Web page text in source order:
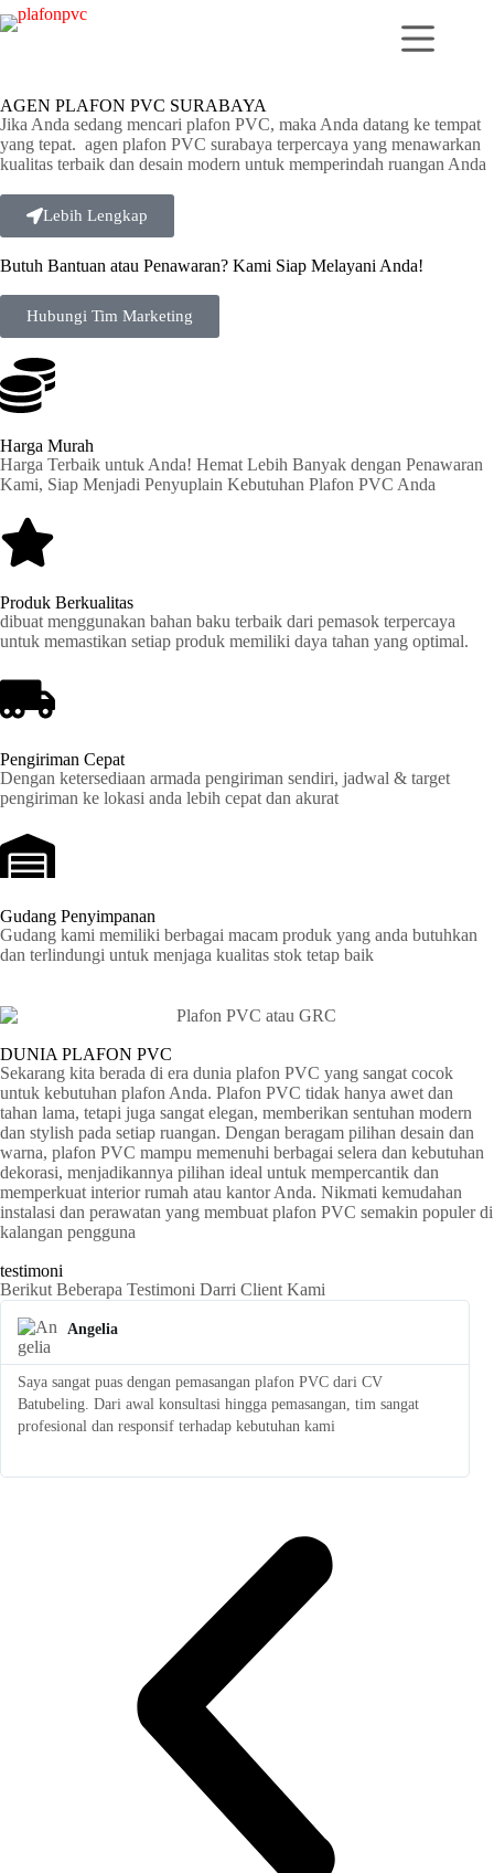
AGEN PLAFON PVC SURABAYA
Jika Anda sedang mencari plafon PVC, maka Anda datang ke tempat
yang tepat. agen plafon PVC surabaya terpercaya yang menawarkan
kualitas terbaik dan desain modern untuk memperindah ruangan Anda
Lebih Lengkap
Butuh Bantuan atau Penawaran? Kami Siap Melayani Anda!
Hubungi Tim Marketing
Harga Murah
Harga Terbaik untuk Anda! Hemat Lebih Banyak dengan Penawaran
Kami, Siap Menjadi Penyuplain Kebutuhan Plafon PVC Anda
Produk Berkualitas
dibuat menggunakan bahan baku terbaik dari pemasok terpercaya
untuk memastikan setiap produk memiliki daya tahan yang optimal.
Pengiriman Cepat
Dengan ketersediaan armada pengiriman sendiri, jadwal & target
pengiriman ke lokasi anda lebih cepat dan akurat
Gudang Penyimpanan
Gudang kami memiliki berbagai macam produk yang anda butuhkan
dan terlindungi untuk menjaga kualitas stok tetap baik
DUNIA PLAFON PVC
Sekarang kita berada di era dunia plafon PVC yang sangat cocok
untuk kebutuhan plafon Anda. Plafon PVC tidak hanya awet dan
tahan lama, tetapi juga sangat elegan, memberikan sentuhan modern
dan stylish pada setiap ruangan. Dengan beragam pilihan desain dan
warna, plafon PVC mampu memenuhi berbagai selera dan kebutuhan
dekorasi, menjadikannya pilihan ideal untuk mempercantik dan
memperkuat interior rumah atau kantor Anda. Nikmati kemudahan
instalasi dan perawatan yang membuat plafon PVC semakin populer di
kalangan pengguna
testimoni
Berikut Beberapa Testimoni Darri Client Kami
Angelia
Saya sangat puas dengan pemasangan plafon PVC dari CV
Batubeling. Dari awal konsultasi hingga pemasangan, tim sangat
profesional dan responsif terhadap kebutuhan kami